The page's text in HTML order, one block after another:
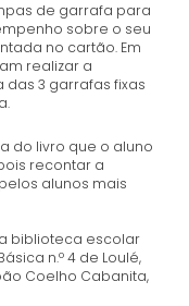
de garrafa para
sobre o seu
no cartão. Em
realizar a
3 garrafas fixas
do livro que o aluno
recontar a
alunos mais
biblioteca escolar
n.º 4 de Loulé,
Coelho Cabanita,